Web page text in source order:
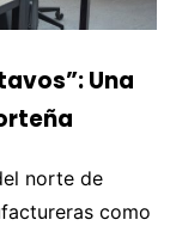
Una
norte de
como